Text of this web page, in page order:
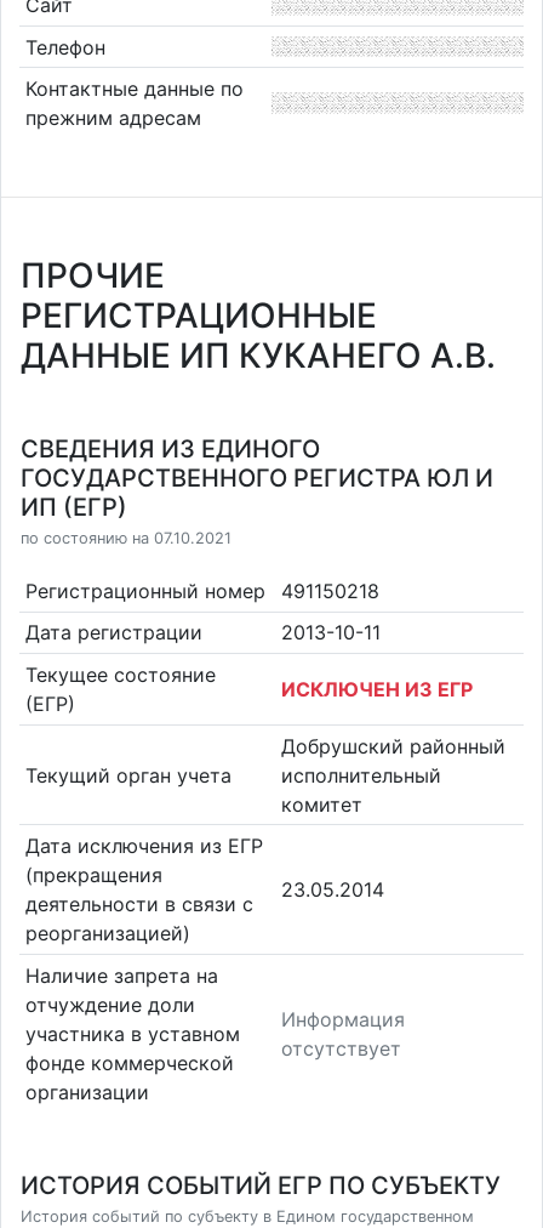
Телефон
Контактные данные по
прежним адресам
ПРОЧИЕ
РЕГИСТРАЦИОННЫЕ
ДАННЫЕ ИП КУКАНЕГО А.В.
СВЕДЕНИЯ ИЗ ЕДИНОГО
ГОСУДАРСТВЕННОГО РЕГИСТРА ЮЛ И
ИП (ЕГР)
по состоянию на 07.10.2021
Регистрационный номер
491150218
Дата регистрации
2013-10-11
Текущее состояние
(ЕГР)
ИСКЛЮЧЕН ИЗ ЕГР
Текущий орган учета
Добрушский районный
исполнительный
комитет
Дата исключения из ЕГР
(прекращения
деятельности в связи с
реорганизацией)
23.05.2014
Наличие запрета на
отчуждение доли
участника в уставном
фонде коммерческой
организации
Информация
отсутствует
ИСТОРИЯ СОБЫТИЙ ЕГР ПО СУБЪЕКТУ
История событий по субъекту в Едином государственном